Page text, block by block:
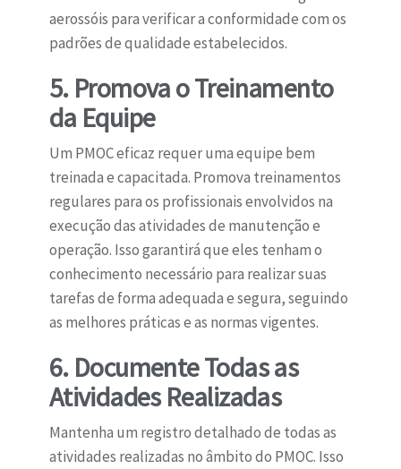
aerossóis para verificar a conformidade com os
padrões de qualidade estabelecidos.
5. Promova o Treinamento
da Equipe
Um PMOC eficaz requer uma equipe bem
treinada e capacitada. Promova treinamentos
regulares para os profissionais envolvidos na
execução das atividades de manutenção e
operação. Isso garantirá que eles tenham o
conhecimento necessário para realizar suas
tarefas de forma adequada e segura, seguindo
as melhores práticas e as normas vigentes.
6. Documente Todas as
Atividades Realizadas
Mantenha um registro detalhado de todas as
atividades realizadas no âmbito do PMOC. Isso